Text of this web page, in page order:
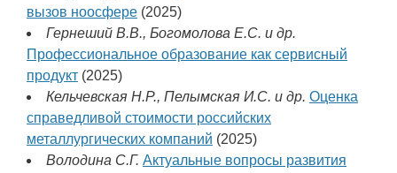
вызов ноосфере (2025)
Гернеший В.В., Богомолова Е.С. и др.
Профессиональное образование как сервисный
продукт (2025)
Кельчевская Н.Р., Пелымская И.С. и др. Оценка
справедливой стоимости российских
металлургических компаний (2025)
Володина С.Г. Актуальные вопросы развития